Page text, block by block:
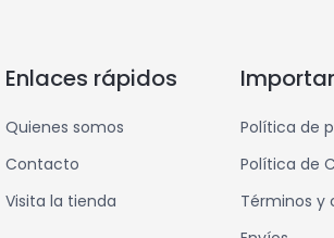
Enlaces rápidos
Quienes somos
Contacto
Visita la tienda
Política de
Política de
Términos y